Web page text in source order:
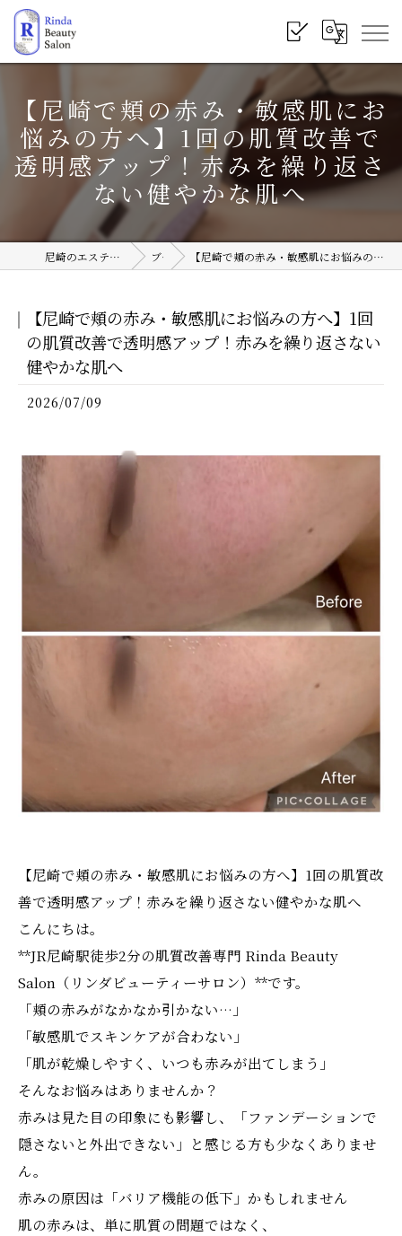
【尼崎で頬の赤み・敏感肌にお
悩みの方へ】1回の肌質改善で
透明感アップ！赤みを繰り返さ
ない健やかな肌へ
尼崎のエステサロンならRinda Beauty Salon ブログ 【尼崎で頬の赤み・敏感肌にお悩みの方へ】1回の肌質改善で透明感アップ！赤みを繰り返さない健やかな肌へ
【尼崎で頬の赤み・敏感肌にお悩みの方へ】1回
の肌質改善で透明感アップ！赤みを繰り返さない
健やかな肌へ
2026/07/09
【尼崎で頬の赤み・敏感肌にお悩みの方へ】1回の肌質改
善で透明感アップ！赤みを繰り返さない健やかな肌へ
こんにちは。
**JR尼崎駅徒歩2分の肌質改善専門 Rinda Beauty
Salon（リンダビューティーサロン）**です。
「頬の赤みがなかなか引かない…」
「敏感肌でスキンケアが合わない」
「肌が乾燥しやすく、いつも赤みが出てしまう」
そんなお悩みはありませんか？
赤みは見た目の印象にも影響し、「ファンデーションで
隠さないと外出できない」と感じる方も少なくありませ
ん。
赤みの原因は「バリア機能の低下」かもしれません
肌の赤みは、単に肌質の問題ではなく、